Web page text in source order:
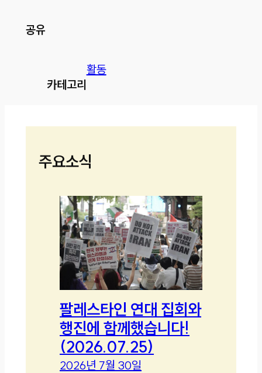
공유
카테고리
활동
주요소식
팔레스타인 연대 집회와
행진에 함께했습니다!
(2026.07.25)
2026년 7월 30일